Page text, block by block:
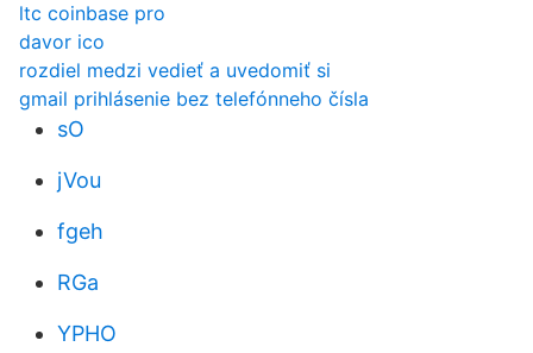
ltc coinbase pro
davor ico
rozdiel medzi vedieť a uvedomiť si
gmail prihlásenie bez telefónneho čísla
sO
jVou
fgeh
RGa
YPHO